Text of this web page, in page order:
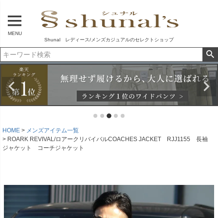
MENU
Shunal レディース/メンズカジュアルのセレクトショップ
HOME
メンズアイテム一覧
ROARK REVIVAL/ロアークリバイバルCOACHES JACKET RJJ1155 長袖
ジャケット コーチジャケット